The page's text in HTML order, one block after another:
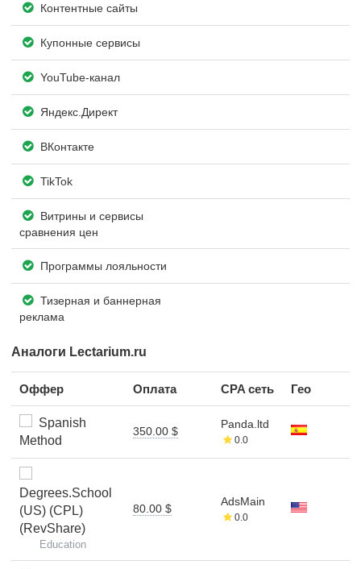
Контентные сайты
Купонные сервисы
YouTube-канал
Яндекс.Директ
ВКонтакте
TikTok
Витрины и сервисы
сравнения цен
Программы лояльности
Тизерная и баннерная
реклама
Аналоги Lectarium.ru
Оффер Оплата CPA сеть Гео
Spanish
Method
350.00 $
Panda.ltd
0.0
Degrees.School
(US) (CPL)
(RevShare)
Education
80.00 $
AdsMain
0.0